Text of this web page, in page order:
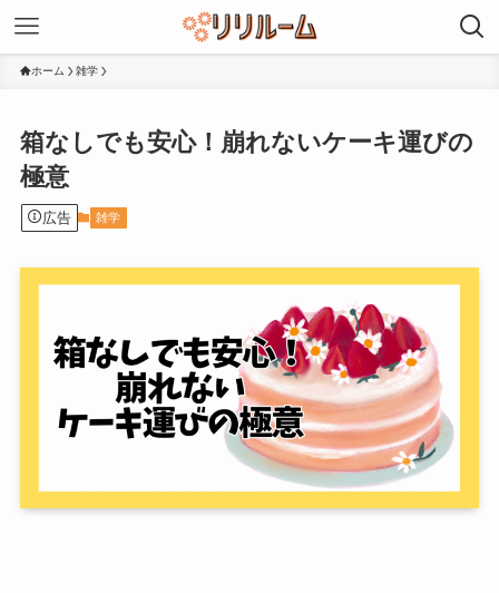
ホーム 雑学
箱なしでも安心！崩れないケーキ運びの
極意
広告 雑学